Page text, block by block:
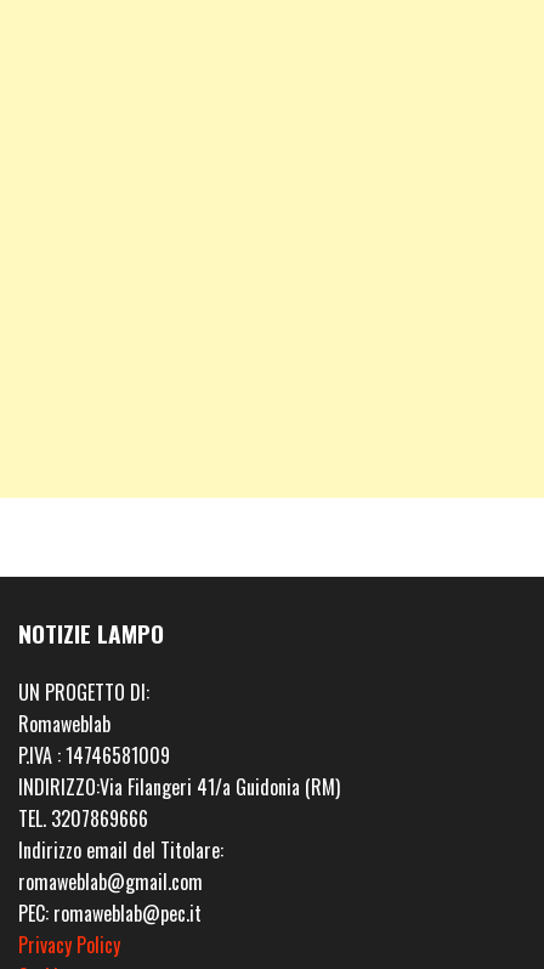
NOTIZIE LAMPO
UN PROGETTO DI:
Romaweblab
P.IVA : 14746581009
INDIRIZZO:Via Filangeri 41/a Guidonia (RM)
TEL. 3207869666
Indirizzo email del Titolare:
romaweblab@gmail.com
PEC: romaweblab@pec.it
Privacy Policy